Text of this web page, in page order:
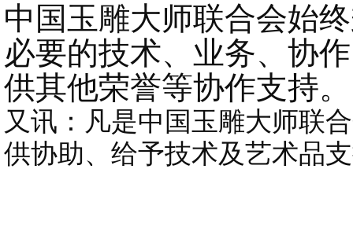
中国玉雕大师联合会始
必要的技术、业务、协
供其他荣誉等协作支持。
又讯：凡是中国玉雕大师联
供协助、给予技术及艺术品